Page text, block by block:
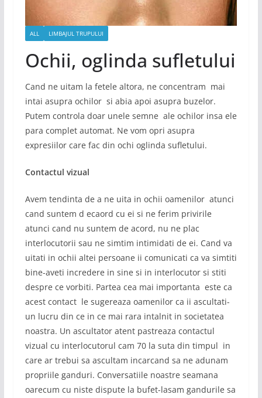
ALL LIMBAJUL TRUPULUI
Ochii, oglinda sufletului
Cand ne uitam la fetele altora, ne concentram mai
intai asupra ochilor si abia apoi asupra buzelor.
Putem controla doar unele semne ale ochilor insa ele
para complet automat. Ne vom opri asupra
expresiilor care fac din ochi oglinda sufletului.
Contactul vizual
Avem tendinta de a ne uita in ochii oamenilor atunci
cand suntem d ecaord cu ei si ne ferim privirile
atunci cand nu suntem de acord, nu ne plac
interlocutorii sau ne simtim intimidati de ei. Cand va
uitati in ochii altei persoane ii comunicati ca va simtiti
bine-aveti incredere in sine si in interlocutor si stiti
despre ce vorbiti. Partea cea mai importanta este ca
acest contact le sugereaza oamenilor ca ii ascultati-
un lucru din ce in ce mai rara intalnit in societatea
noastra. Un ascultator atent pastreaza contactul
vizual cu interlocutorul cam 70 la suta din timpul in
care ar trebui sa ascultam incarcand sa ne adunam
propriile ganduri. Conversatiile noastre seamana
oarecum cu niste dispute la bufet-lasam gandurile sa